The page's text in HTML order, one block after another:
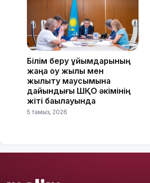
Білім беру ұйымдарының
жаңа оқу жылы мен
жылыту маусымына
дайындығы ШҚО әкімінің
жіті бақылауында
5 тамыз, 2026